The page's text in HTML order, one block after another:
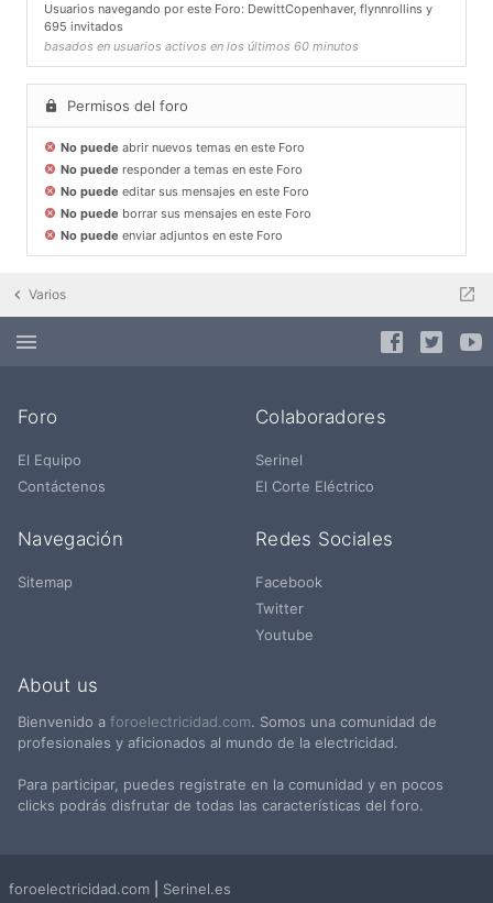
Usuarios navegando por este Foro: DewittCopenhaver, flynnrollins y
695 invitados
basados en usuarios activos en los últimos 60 minutos
Permisos del foro
No puede abrir nuevos temas en este Foro
No puede responder a temas en este Foro
No puede editar sus mensajes en este Foro
No puede borrar sus mensajes en este Foro
No puede enviar adjuntos en este Foro
Varios
Foro
El Equipo
Contáctenos
Colaboradores
Serinel
El Corte Eléctrico
Navegación
Sitemap
Redes Sociales
Facebook
Twitter
Youtube
About us
Bienvenido a foroelectricidad.com. Somos una comunidad de
profesionales y aficionados al mundo de la electricidad.
Para participar, puedes registrate en la comunidad y en pocos
clicks podrás disfrutar de todas las características del foro.
foroelectricidad.com Serinel.es